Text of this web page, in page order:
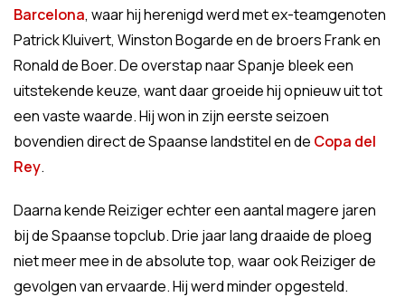
Barcelona, waar hij herenigd werd met ex-teamgenoten
Patrick Kluivert, Winston Bogarde en de broers Frank en
Ronald de Boer. De overstap naar Spanje bleek een
uitstekende keuze, want daar groeide hij opnieuw uit tot
een vaste waarde. Hij won in zijn eerste seizoen
bovendien direct de Spaanse landstitel en de Copa del
Rey.
Daarna kende Reiziger echter een aantal magere jaren
bij de Spaanse topclub. Drie jaar lang draaide de ploeg
niet meer mee in de absolute top, waar ook Reiziger de
gevolgen van ervaarde. Hij werd minder opgesteld.